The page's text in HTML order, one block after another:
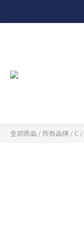
全部商品 / 所有品牌 / C /